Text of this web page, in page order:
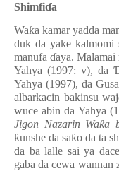
Shimfiɗa
Waƙa kamar yadda
duk da yake kalmomi
manufa ɗaya. Malamai
Yahya (1997: v), da
Yahya (1997), da
albarkacin bakinsu
wuce abin da Yahya
Jigon Nazarin Waƙa
ƙunshe da saƙo da ta
da ba lalle sai ya
gaba da cewa wannan